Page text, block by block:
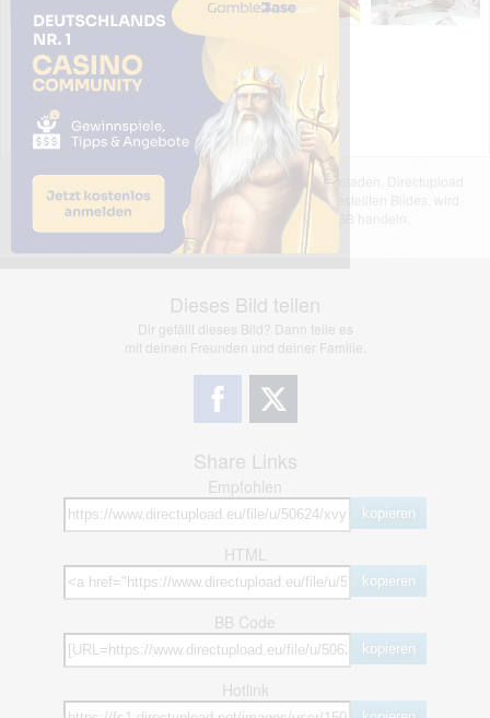
Das dargestellte Bild wurde von einem Nutzer hochgeladen. Directupload
übernimmt keinerlei Haftung für den Inhalt des dargestellten Bildes, wird
jedoch bei Verstößen nach §2(3) unserer AGB handeln.
Dieses Bild teilen
Dir gefällt dieses Bild? Dann teile es
mit deinen Freunden und deiner Familie.
Share Links
Empfohlen
kopieren
HTML
kopieren
BB Code
kopieren
Hotlink